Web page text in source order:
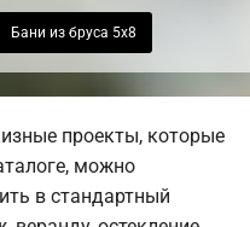
Бани из бруса 5х8
проекты, которые
можно
в стандартный